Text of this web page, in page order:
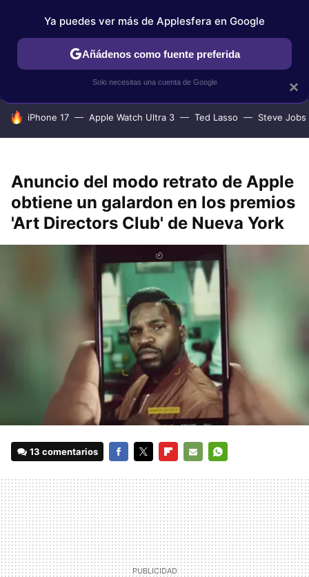
IPHONE TUTORIALES APPLESFERA SELECCIÓN
HOY SE HABLA DE
iPhone 17 Apple Watch Ultra 3 Ted Lasso Steve Jobs
Anuncio del modo retrato de Apple
obtiene un galardon en los premios
'Art Directors Club' de Nueva York
13 comentarios
MAIL
×
Ya puedes ver más de Applesfera en Google
Añádenos como fuente preferida
Solo necesitas una cuenta de Google